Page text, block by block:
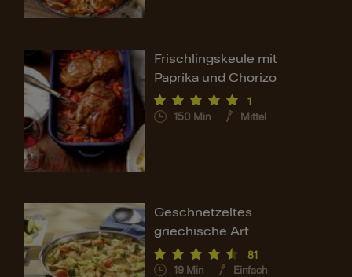
Frischlingskeule mit
Paprika und Chorizo
1
150 Min Mittel
Geschnetzeltes
griechische Art
81
19 Min Einfach